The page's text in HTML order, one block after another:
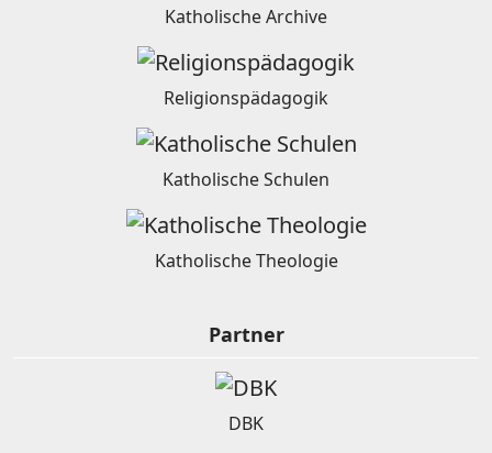
Katholische Archive
Religionspädagogik
Katholische Schulen
Katholische Theologie
Partner
DBK